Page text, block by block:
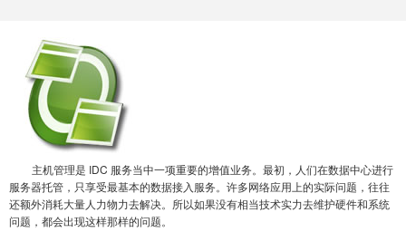
主机管理是 IDC 服务当中一项重要的增值业务。最初，人们在数据中心进行
服务器托管，只享受最基本的数据接入服务。许多网络应用上的实际问题，往往
还额外消耗大量人力物力去解决。所以如果没有相当技术实力去维护硬件和系统
问题，都会出现这样那样的问题。